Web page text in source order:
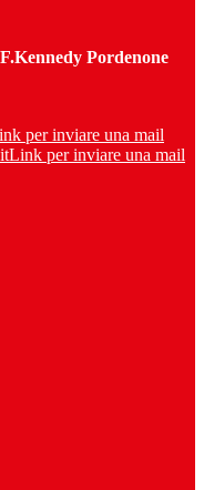
Pordenone
per inviare una mail
Link per inviare una mail